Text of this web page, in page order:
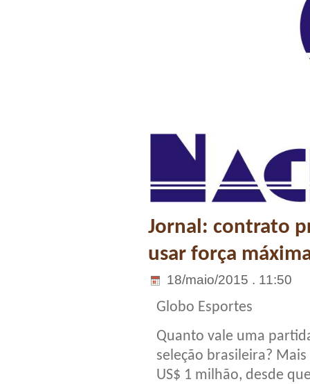
Jornal: contrato
usar força
18/maio/2015 . 11:50
Globo Esportes
Quanto vale uma
seleção brasileira? Mais
US$ 1 milhão, desde